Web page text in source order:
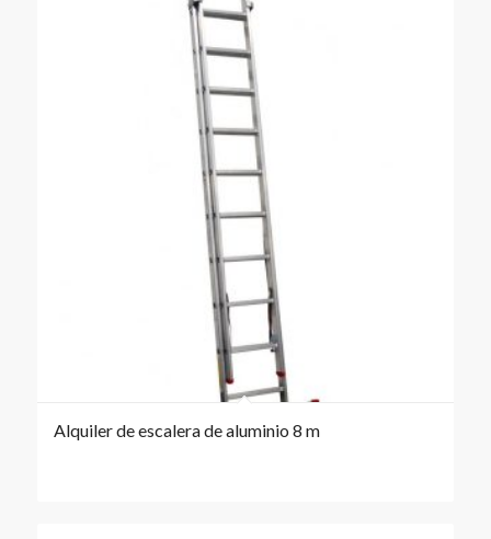
Alquiler de escalera de aluminio 8 m